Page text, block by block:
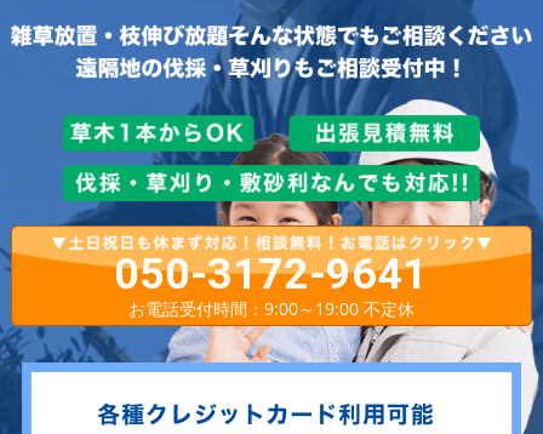
050-3172-9641
お電話受付時間：9:00～19:00 不定休